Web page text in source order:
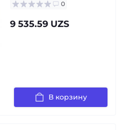
0
9 535.59 UZS
В корзину